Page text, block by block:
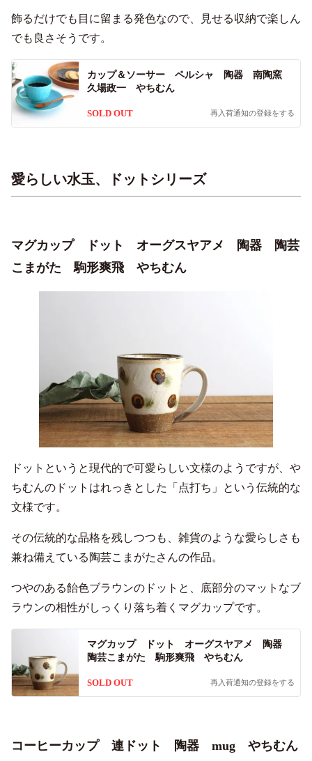
飾るだけでも目に留まる発色なので、見せる収納で楽しん
でも良さそうです。
カップ＆ソーサー ペルシャ 陶器 南陶窯
久場政一 やちむん
SOLD OUT 再入荷通知の登録をする
愛らしい水玉、ドットシリーズ
マグカップ ドット オーグスヤアメ 陶器 陶芸
こまがた 駒形爽飛 やちむん
ドットというと現代的で可愛らしい文様のようですが、や
ちむんのドットはれっきとした「点打ち」という伝統的な
文様です。
その伝統的な品格を残しつつも、雑貨のような愛らしさも
兼ね備えている陶芸こまがたさんの作品。
つやのある飴色ブラウンのドットと、底部分のマットなブ
ラウンの相性がしっくり落ち着くマグカップです。
マグカップ ドット オーグスヤアメ 陶器
陶芸こまがた 駒形爽飛 やちむん
SOLD OUT 再入荷通知の登録をする
コーヒーカップ 連ドット 陶器 mug やちむん